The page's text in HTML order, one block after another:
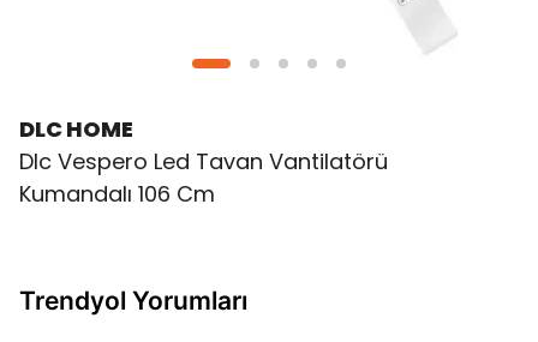
DLC HOME
Dlc Vespero Led Tavan Vantilatörü
Kumandalı 106 Cm
Trendyol Yorumları